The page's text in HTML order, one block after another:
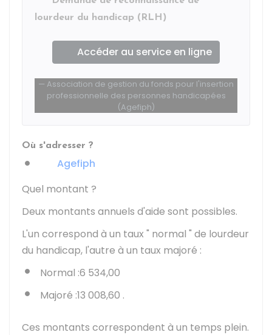
lourdeur du handicap (RLH)
Accéder au service en ligne
Association de gestion du fonds pour l'insertion
professionnelle des personnes handicapées
(Agefiph)
Où s'adresser ?
Agefiph
Quel montant ?
Deux montants annuels d'aide sont possibles.
L'un correspond à un taux " normal " de lourdeur
du handicap, l'autre à un taux majoré :
Normal :6 534,00
Majoré :13 008,60 .
Ces montants correspondent à un temps plein.